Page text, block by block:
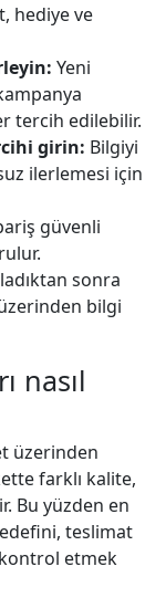
hediye ve
Yeni
tercih edilebilir.
girin: Bilgiyi
ilerlemesi için
güvenli
sonra
bilgi
nasıl
üzerinden
farklı kalite,
Bu yüzden en
teslimat
kontrol etmek